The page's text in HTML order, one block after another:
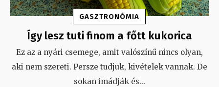
GASZTRONÓMIA
Így lesz tuti finom a főtt kukorica
Ez az a nyári csemege, amit valószínű nincs olyan,
aki nem szereti. Persze tudjuk, kivételek vannak. De
sokan imádják és...